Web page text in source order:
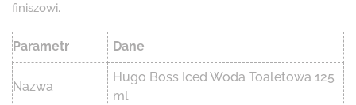
finiszowi.
Parametr Dane
Nazwa
Hugo Boss Iced Woda Toaletowa 125
ml